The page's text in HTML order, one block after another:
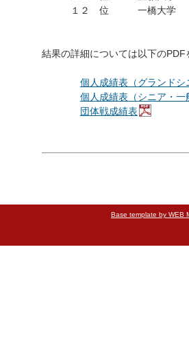
１２ 位 一橋大学
結果の詳細については以下のPDF
個人成績表（グランドシ
個人成績表（シニア・一
団体戦成績表
Base template by WEB